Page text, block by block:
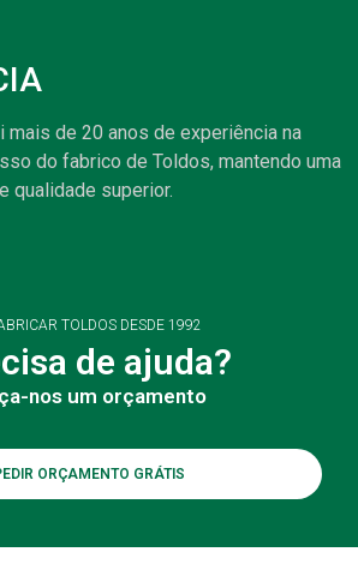
de 20 anos de experiência na
do fabrico de Toldos, mantendo uma
qualidade superior.
TOLDOS DESDE 1992
de ajuda?
nos um orçamento
ORÇAMENTO GRÁTIS